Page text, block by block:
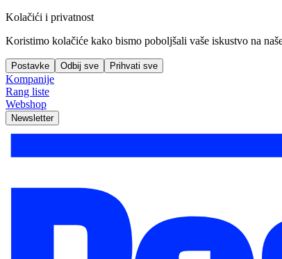
Kolačići i privatnost
Koristimo kolačiće kako bismo poboljšali vaše iskustvo na
Postavke Odbij sve Prihvati sve
Kompanije
Rang liste
Webshop
Newsletter